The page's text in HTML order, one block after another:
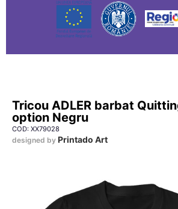
Tricou ADLER barbat
option Negru
COD: XX79028
designed by Printado Art